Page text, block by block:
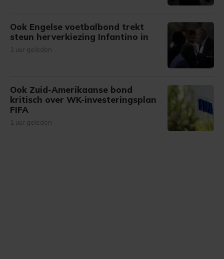
Ook Engelse voetbalbond trekt
steun herverkiezing Infantino in
1 uur geleden
Ook Zuid-Amerikaanse bond
kritisch over WK-investeringsplan
FIFA
1 uur geleden